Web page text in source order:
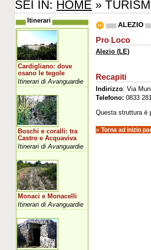
SEI IN: HOME »
ALEZIO
Pro Loco
Alezio (LE)
Recapiti
Indirizzo: Via
Telefono: 0833
Questa struttura è
» Torna ad inizio
Itinerari
Cardigliano: dove
osano le tegole
Itinerari di Avanguardie
Boschi e coralli: tra
Castro e Acquaviva
Itinerari di Avanguardie
Monaci e Monacelli
Itinerari di Avanguardie